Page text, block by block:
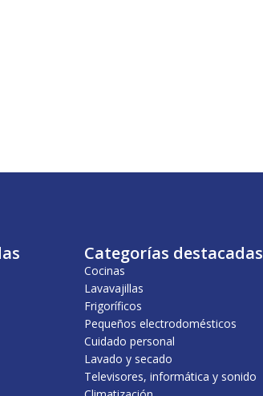
Categorías destacadas
Cocinas
Lavavajillas
Frigoríficos
Pequeños electrodomésticos
Cuidado personal
Lavado y secado
Televisores, informática y sonido